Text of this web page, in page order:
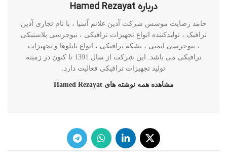
درباره Hamed Rezayat
حامد رضایت موسس شرکت آذین علائم آسیا ، با نام تجاری آذین
ترافیک ، تولیدکننده انواع تجهیزات ترافیکی ، نیوجرسی پلاستیکی
، نیوجرسی ایمنی ، بشکه ترافیکی ، انواع تابلوها و تجهیزات
ترافیکی می باشد. این شرکت از سال 1391 تا کنون در زمینه
تولید تجهیزات ترافیکی فعالیت دارد.
مشاهده همه نوشته های Hamed Rezayat